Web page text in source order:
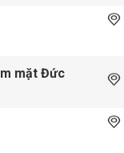
mặt Đức